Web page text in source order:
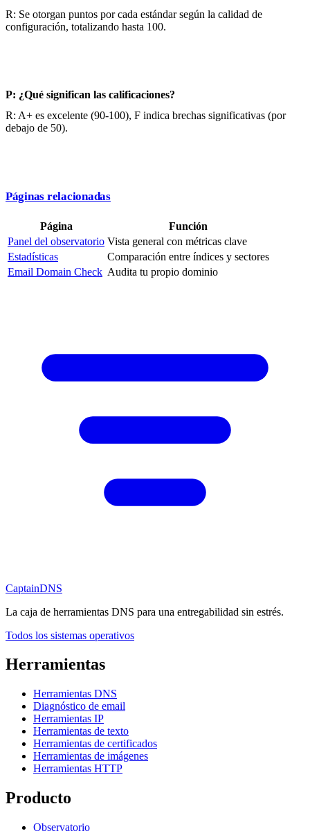
R: Se otorgan puntos por cada estándar según la calidad de
configuración, totalizando hasta 100.
P: ¿Qué significan las calificaciones?
R: A+ es excelente (90-100), F indica brechas significativas (por
debajo de 50).
Páginas relacionadas
Página
Función
Panel del observatorio Vista general con métricas clave
Estadísticas
Comparación entre índices y sectores
Email Domain Check Audita tu propio dominio
CaptainDNS
La caja de herramientas DNS para una entregabilidad sin estrés.
Todos los sistemas operativos
Herramientas
Herramientas DNS
Diagnóstico de email
Herramientas IP
Herramientas de texto
Herramientas de certificados
Herramientas de imágenes
Herramientas HTTP
Producto
Observatorio